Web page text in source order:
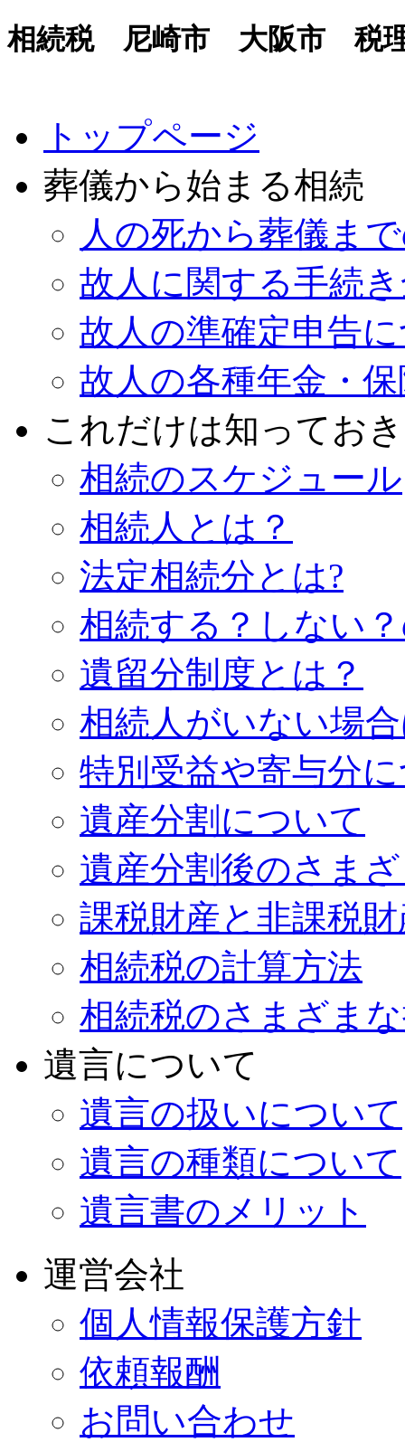
相続税 尼崎市 大阪市 税
トップページ
葬儀から始まる相続
人の死から葬儀ま
故人に関する手続
故人の準確定申告
故人の各種年金・
これだけは知ってお
相続のスケジュール
相続人とは？
法定相続分とは?
相続する？しない
遺留分制度とは？
相続人がいない場
特別受益や寄与分
遺産分割について
遺産分割後のさま
課税財産と非課税
相続税の計算方法
相続税のさまざま
遺言について
遺言の扱いについて
遺言の種類について
遺言書のメリット
運営会社
個人情報保護方針
依頼報酬
お問い合わせ